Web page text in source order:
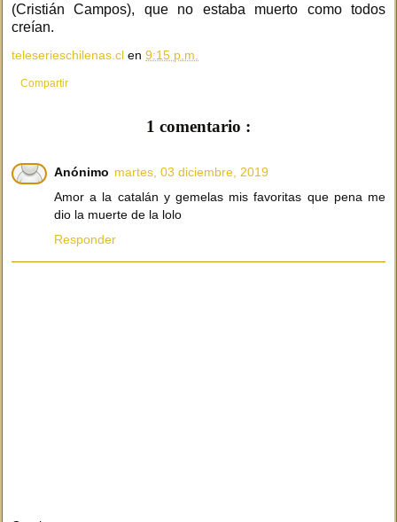
(Cristián Campos), que no estaba muerto como todos
creían.
teleserieschilenas.cl en 9:15 p.m.
Compartir
1 comentario :
Anónimo martes, 03 diciembre, 2019
Amor a la catalán y gemelas mis favoritas que pena me
dio la muerte de la lolo
Responder